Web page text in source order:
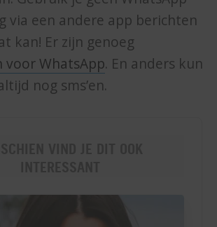
via een andere app berichten
kan! Er zijn genoeg
WhatsApp. En anders kun
nog sms’en.